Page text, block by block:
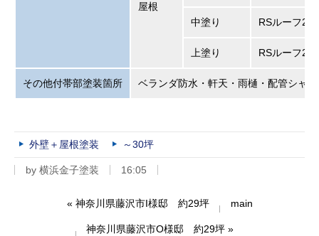
屋根
中塗り RSルーフ2
上塗り RSルーフ2
その他付帯部塗装箇所 ベランダ防水・軒天・雨樋・配管シャ
外壁＋屋根塗装 ～30坪
by 横浜金子塗装 16:05
« 神奈川県藤沢市I様邸 約29坪 main
神奈川県藤沢市O様邸 約29坪»